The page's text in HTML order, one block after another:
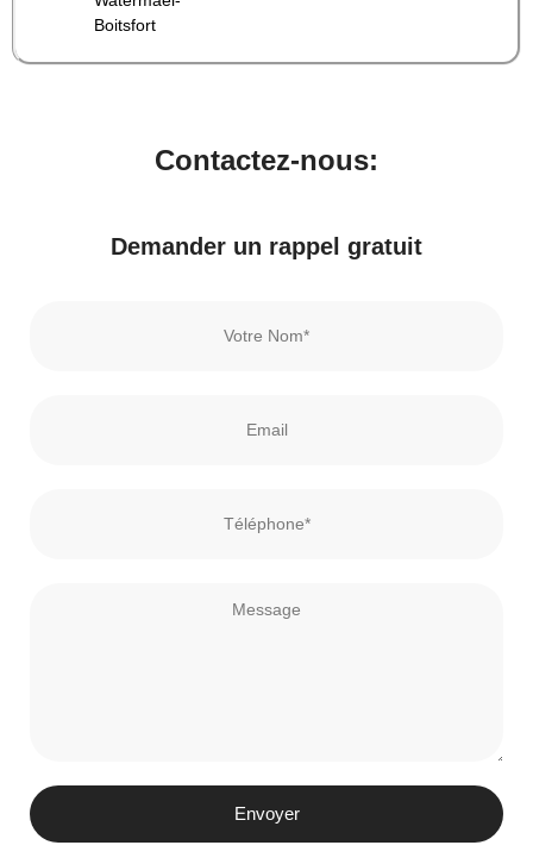
Boitsfort
Contactez-nous:
Demander un rappel gratuit
Envoyer